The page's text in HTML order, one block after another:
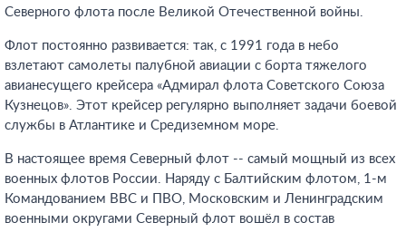
Северного флота после Великой Отечественной войны.
Флот постоянно развивается: так, с 1991 года в небо
взлетают самолеты палубной авиации с борта тяжелого
авианесущего крейсера «Адмирал флота Советского Союза
Кузнецов». Этот крейсер регулярно выполняет задачи боевой
службы в Атлантике и Средиземном море.
В настоящее время Северный флот -- самый мощный из всех
военных флотов России. Наряду с Балтийским флотом, 1-м
Командованием ВВС и ПВО, Московским и Ленинградским
военными округами Северный флот вошёл в состав